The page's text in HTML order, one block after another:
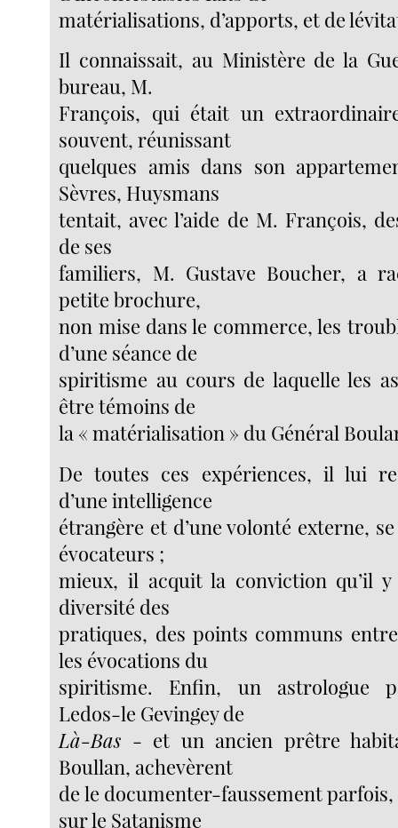
matérialisations, d’apports, et de
Il connaissait, au Ministère de la
bureau, M.
François, qui était un
souvent, réunissant
quelques amis dans son
Sèvres, Huysmans
tentait, avec l’aide de M. François,
de ses
familiers, M. Gustave Boucher, a
petite brochure,
non mise dans le commerce, les
d’une séance de
spiritisme au cours de laquelle les
être témoins de
la « matérialisation » du Général
De toutes ces expériences, il lui
d’une intelligence
étrangère et d’une volonté externe,
évocateurs ;
mieux, il acquit la conviction qu’il
diversité des
pratiques, des points communs
les évocations du
spiritisme. Enfin, un astrologue
Ledos-le Gevingey de
Là-Bas - et un ancien prêtre
Boullan, achevèrent
de le documenter-faussement
sur le Satanisme